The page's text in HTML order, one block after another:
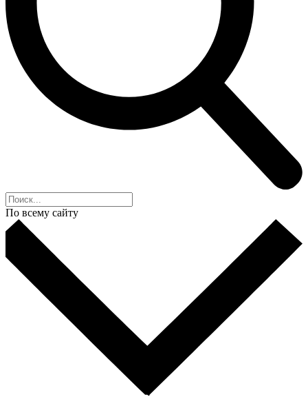
По всему сайту